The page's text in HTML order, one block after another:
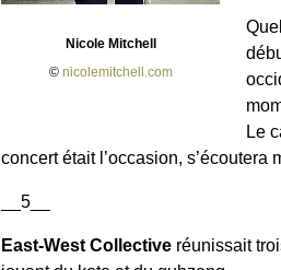
Nicole Mitchell
© nicolemitchell.com
Le
concert était l’occasion, s’écoutera
__5__
East-West Collective réunissait